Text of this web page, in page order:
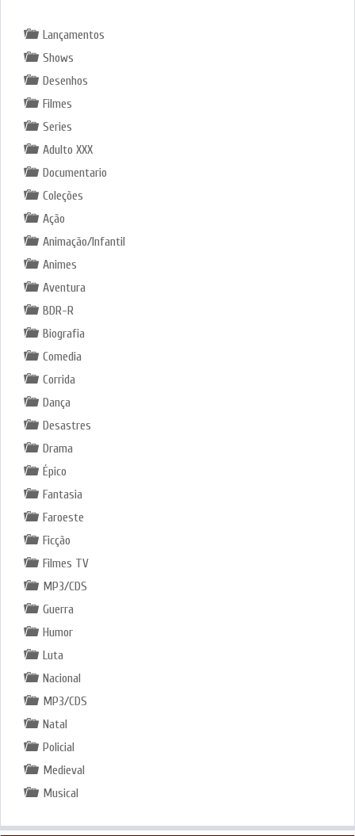
Lançamentos
Shows
Desenhos
Filmes
Series
Adulto XXX
Documentario
Coleções
Ação
Animação/Infantil
Animes
Aventura
BDR-R
Biografia
Comedia
Corrida
Dança
Desastres
Drama
Épico
Fantasia
Faroeste
Ficção
Filmes TV
MP3/CDS
Guerra
Humor
Luta
Nacional
MP3/CDS
Natal
Policial
Medieval
Musical